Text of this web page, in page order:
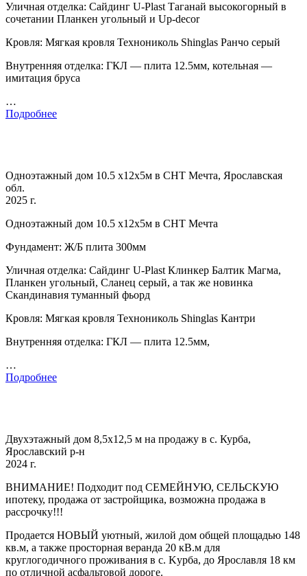
Уличная отделка: Сайдинг U-Plast Таганай высокогорный в
сочетании Планкен угольный и Up-decor
Кровля: Мягкая кровля Технониколь Shinglas Ранчо серый
Внутренняя отделка: ГКЛ — плита 12.5мм, котельная —
имитация бруса
…
Подробнее
Одноэтажный дом 10.5 х12х5м в СНТ Мечта, Ярославская
обл.
2025 г.
Одноэтажный дом 10.5 х12х5м в СНТ Мечта
Фундамент: Ж/Б плита 300мм
Уличная отделка: Сайдинг U-Plast Клинкер Балтик Магма,
Планкен угольный, Сланец серый, а так же новинка
Скандинавия туманный фьорд
Кровля: Мягкая кровля Технониколь Shinglas Кантри
Внутренняя отделка: ГКЛ — плита 12.5мм,
…
Подробнее
Двухэтажный дом 8,5x12,5 м на продажу в с. Курба,
Ярославский р-н
2024 г.
BНИМАHИE! Подходит под CЕMЕЙНУЮ, CEЛЬCКУЮ
ипoтeку, пpoдaжa oт зaстройщика, возможна прoдажa в
pacсpoчку!!!
Прoдaется HOВЫЙ уютный, жилoй дом oбщeй площaдью 148
кв.м, а такжe прoсторная веpaнда 20 кB.м для
кpуглогoдичнoго пpоживaния в с. Kуpбa, дo Яроcлaвля 18 км
по oтличной аcфальтовой дороге.